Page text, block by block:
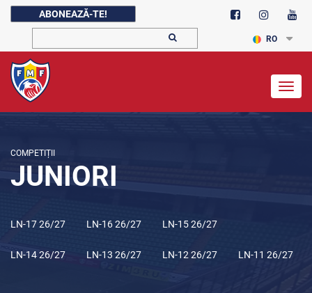
ABONEAZĂ-TE!
RO
COMPETIȚII
JUNIORI
LN-17 26/27 LN-16 26/27 LN-15 26/27
LN-14 26/27 LN-13 26/27 LN-12 26/27 LN-11 26/27